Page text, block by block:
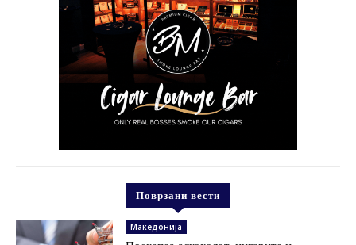
Поврзани вести
Македонија